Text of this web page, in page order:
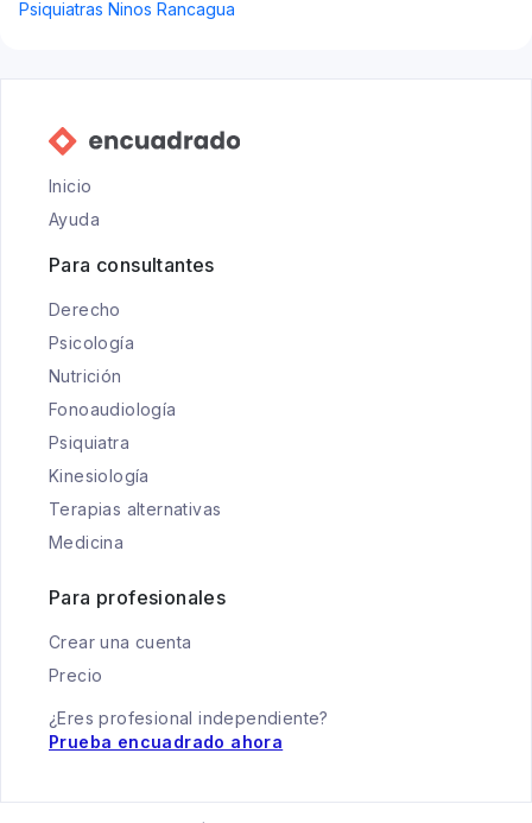
Psiquiatras Ninos Rancagua
Inicio
Ayuda
Para consultantes
Derecho
Psicología
Nutrición
Fonoaudiología
Psiquiatra
Kinesiología
Terapias alternativas
Medicina
Para profesionales
Crear una cuenta
Precio
¿Eres profesional independiente?
Prueba encuadrado ahora